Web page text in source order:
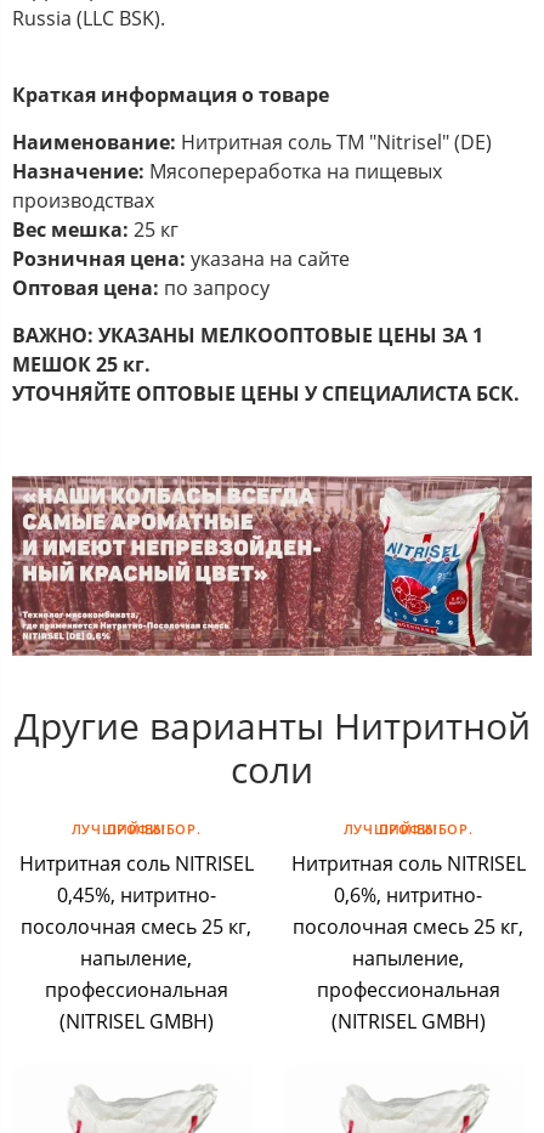
Russia (LLC BSK).
Краткая информация о товаре
Наименование: Нитритная соль ТМ "Nitrisel" (DE)
Назначение: Мясопереработка на пищевых
производствах
Вес мешка: 25 кг
Розничная цена: указана на сайте
Оптовая цена: по запросу
ВАЖНО: УКАЗАНЫ МЕЛКООПТОВЫЕ ЦЕНЫ ЗА 1
МЕШОК 25 кг.
УТОЧНЯЙТЕ ОПТОВЫЕ ЦЕНЫ У СПЕЦИАЛИСТА БСК.
Другие варианты Нитритной
соли
ЛУЧШИЙ ВЫБОР. ПРОФИ!
Нитритная соль NITRISEL
0,45%, нитритно-
посолочная смесь 25 кг,
напыление,
профессиональная
(NITRISEL GMBH)
ЛУЧШИЙ ВЫБОР. ПРОФИ!
Нитритная соль NITRISEL
0,6%, нитритно-
посолочная смесь 25 кг,
напыление,
профессиональная
(NITRISEL GMBH)